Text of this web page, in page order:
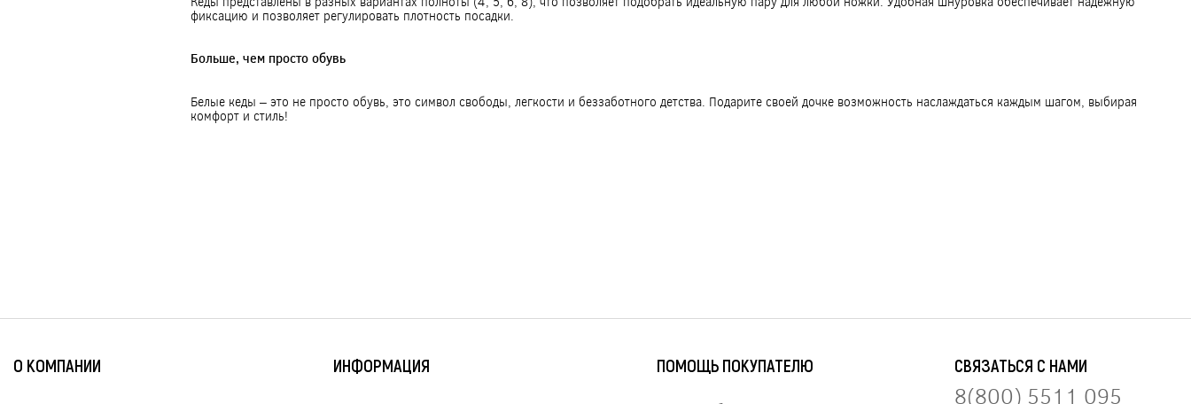
фиксацию и позволяет регулировать плотность посадки.
Больше, чем просто обувь
Белые кеды – это не просто обувь, это символ свободы, легкости и беззаботного детства. Подарите своей дочке возможность наслаждаться каждым шагом, выбирая
комфорт и стиль!
О КОМПАНИИ ИНФОРМАЦИЯ ПОМОЩЬ ПОКУПАТЕЛЮ СВЯЗАТЬСЯ С НАМИ
8(800) 5511 095